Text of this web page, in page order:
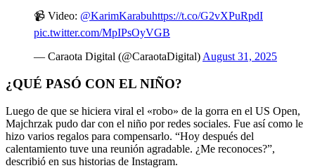
📹 Video: @KarimKarabuhttps://t.co/G2vXPuRpdI
pic.twitter.com/MpIPsOyVGB
— Caraota Digital (@CaraotaDigital) August 31, 2025
¿QUÉ PASÓ CON EL NIÑO?
Luego de que se hiciera viral el «robo» de la gorra en el US Open,
Majchrzak pudo dar con el niño por redes sociales. Fue así como le
hizo varios regalos para compensarlo. “Hoy después del
calentamiento tuve una reunión agradable. ¿Me reconoces?”,
describió en sus historias de Instagram.